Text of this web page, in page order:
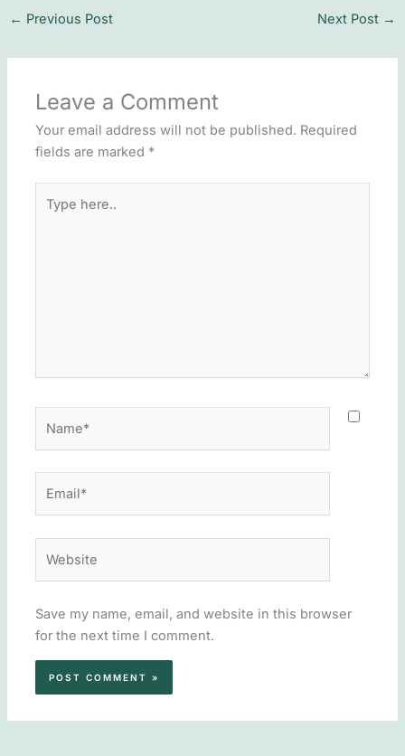
← Previous Post Next Post →
Leave a Comment
Your email address will not be published. Required
fields are marked *
here..
Save my name, email, and website in this browser
for the next time I comment.